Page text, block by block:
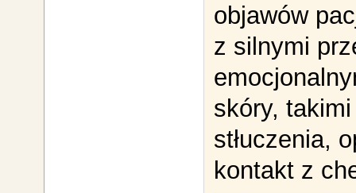
objawów
z silnymi
skóry,
stłuczenia,
kontakt z